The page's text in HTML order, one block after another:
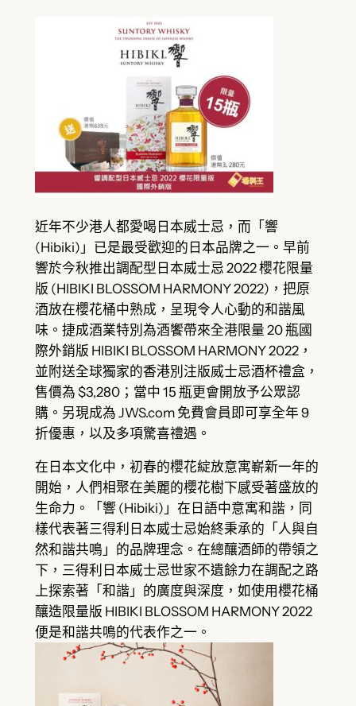
近年不少港人都愛喝日本威士忌，而「響
(Hibiki)」已是最受歡迎的日本品牌之一。早前
響於今秋推出調配型日本威士忌 2022 櫻花限量
版 (HIBIKI BLOSSOM HARMONY 2022)，把原
酒放在櫻花桶中熟成，呈現令人心動的和諧風
味。捷成酒業特別為酒饗帶來全港限量 20 瓶國
際外銷版 HIBIKI BLOSSOM HARMONY 2022，
並附送全球獨家的香港別注版威士忌酒杯禮盒，
售價為 $3,280；當中 15 瓶更會開放予公眾認
購。另現成為 JWS.com 免費會員即可享全年 9
折優惠，以及多項驚喜禮遇。
在日本文化中，初春的櫻花綻放意寓嶄新一年的
開始，人們相聚在美麗的櫻花樹下感受著盛放的
生命力。「響 (Hibiki)」在日語中意寓和諧，同
樣代表著三得利日本威士忌始終秉承的「人與自
然和諧共鳴」的品牌理念。在總釀酒師的帶領之
下，三得利日本威士忌世家不遺餘力在調配之路
上探索著「和諧」的廣度與深度，如使用櫻花桶
釀造限量版 HIBIKI BLOSSOM HARMONY 2022
便是和諧共鳴的代表作之一。